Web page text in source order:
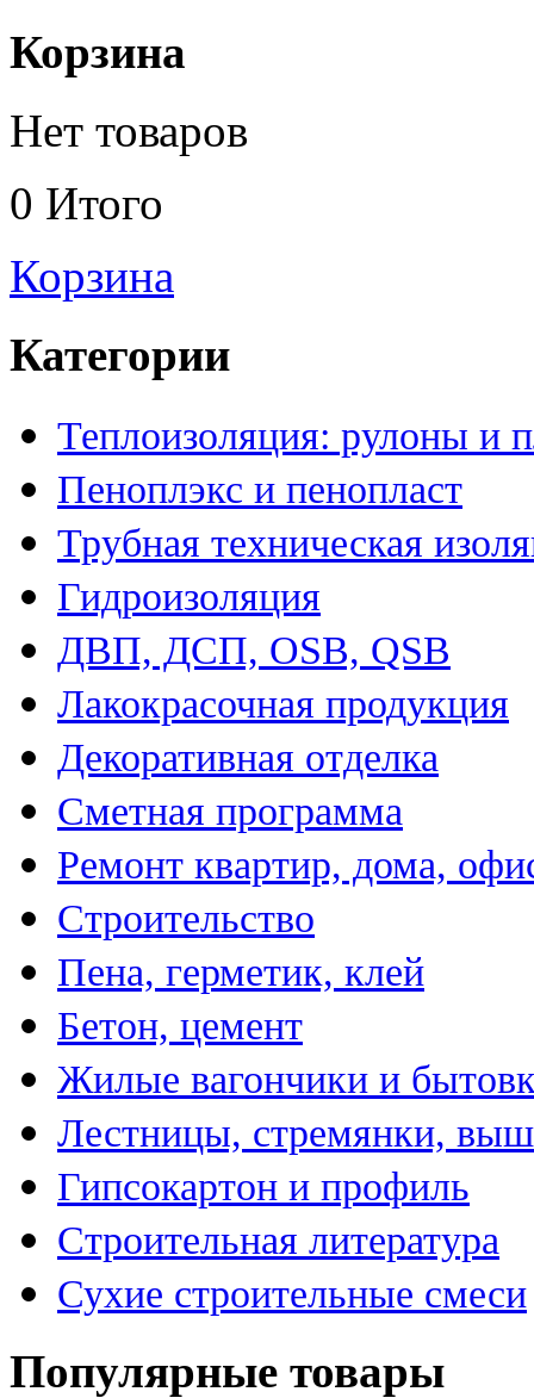
Корзина
Нет товаров
0 Итого
Корзина
Категории
Теплоизоляция: рулоны и
Пеноплэкс и пенопласт
Трубная техническая
Гидроизоляция
ДВП, ДСП, OSB, QSB
Лакокрасочная продукция
Декоративная отделка
Сметная программа
Ремонт квартир, дома,
Строительство
Пена, герметик, клей
Бетон, цемент
Жилые вагончики и
Лестницы, стремянки,
Гипсокартон и профиль
Строительная литература
Сухие строительные смеси
Популярные товары